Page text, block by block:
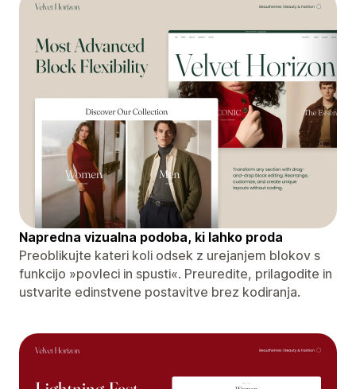
Napredna vizualna podoba, ki lahko proda
Preoblikujte kateri koli odsek z urejanjem blokov s
funkcijo »povleci in spusti«. Preuredite, prilagodite in
ustvarite edinstvene postavitve brez kodiranja.